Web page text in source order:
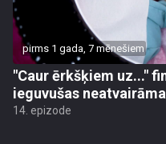
pirms 1 gada, 7 mēnešiem
"Caur ērkšķiem uz..."
ieguvušas
14. epizode